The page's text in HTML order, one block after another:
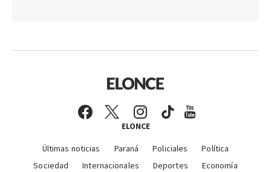
ELONCE
Últimas noticias Paraná Policiales
Política
Sociedad
Internacionales Deportes Economía